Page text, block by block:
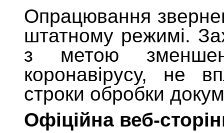
Опрацювання
штатному режимі.
з метою
коронавірусу, не
строки обробки
Офіційна веб-